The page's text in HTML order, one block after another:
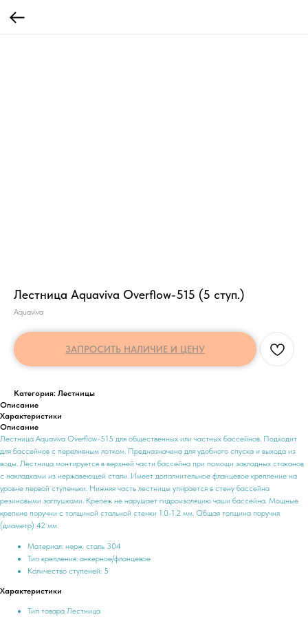
Лестница Aquaviva Overflow-515 (5 ступ.)
Aquaviva
ЗАПРОСИТЬ НАЛИЧИЕ И ЦЕНУ
Категория: Лестницы
Описание
Характеристики
Описание
Лестница Aquaviva Overflow-515 для общественных или частных бассейнов. Подходит
для бассейнов с переливным лотком. Предназначена для удобного спуска и выхода из
воды. Лестница монтируется в верхней части бассейна при помощи закладных стаканов
с накладками из нержавеющей стали. Имеет дополнительное фланцевое крепление на
уровне первой ступеньки. Нижняя часть лестницы упирается в стену бассейна
резиновыми заглушками. Крепеж не нарушает гидроизоляцию чаши бассейна. Мощные
крепкие поручни с толщиной стальной стенки 1.0-1.2 мм. Общая толщина поручня
(диаметр) 42 мм.
Материал: нерж. сталь 304
Тип крепления: анкерное/фланцевое
Количество ступеней: 5
Характеристики
Тип товара Лестница